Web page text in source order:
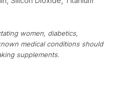
women, diabetics,
medical conditions should
supplements.